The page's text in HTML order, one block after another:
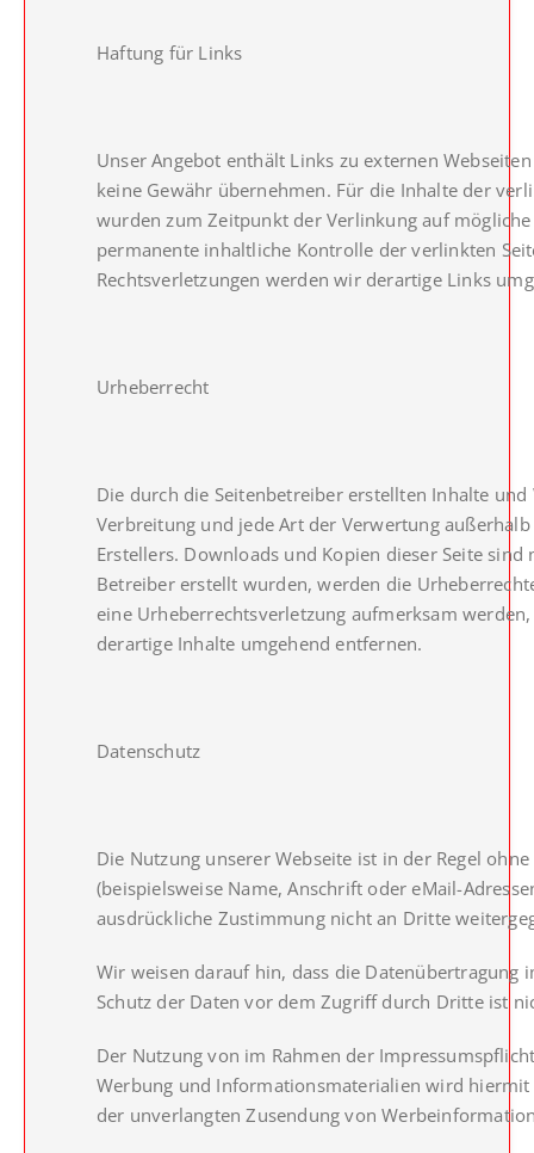
Haftung für Links
Unser Angebot enthält Links zu externen
keine Gewähr übernehmen. Für die Inhalte der
wurden zum Zeitpunkt der Verlinkung auf
permanente inhaltliche Kontrolle der verlinkten
Rechtsverletzungen werden wir derartige Links
Urheberrecht
Die durch die Seitenbetreiber erstellten Inhalte
Verbreitung und jede Art der Verwertung
Erstellers. Downloads und Kopien dieser Seite
Betreiber erstellt wurden, werden die
eine Urheberrechtsverletzung aufmerksam
derartige Inhalte umgehend entfernen.
Datenschutz
Die Nutzung unserer Webseite ist in der Regel
(beispielsweise Name, Anschrift oder eMail-
ausdrückliche Zustimmung nicht an Dritte
Wir weisen darauf hin, dass die Datenübertragung
Schutz der Daten vor dem Zugriff durch Dritte ist
Der Nutzung von im Rahmen der
Werbung und Informationsmaterialien wird
der unverlangten Zusendung von